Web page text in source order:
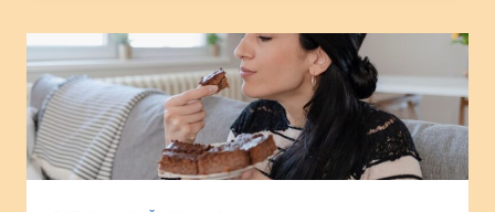
ETKILIYOR?